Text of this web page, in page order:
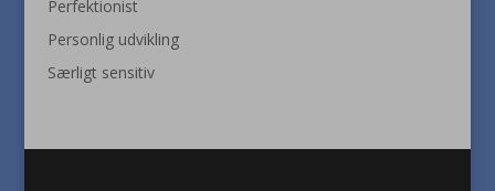
Perfektionist
Personlig udvikling
Særligt sensitiv